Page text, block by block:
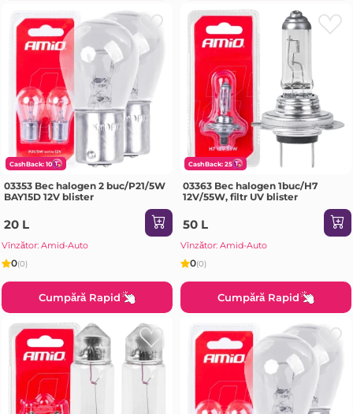
CashBack: 10
03353 Bec halogen 2 buc/P21/5W
BAY15D 12V blister
20 L
Vînzător: Amid-Auto
0(0)
Cumpără Rapid
CashBack: 25
03363 Bec halogen 1buc/H7
12V/55W, filtr UV blister
50 L
Vînzător: Amid-Auto
0(0)
Cumpără Rapid